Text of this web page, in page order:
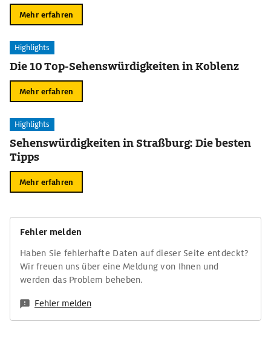
Mehr erfahren
Highlights
Die 10 Top-Sehenswürdigkeiten in Koblenz
Mehr erfahren
Highlights
Sehenswürdigkeiten in Straßburg: Die besten
Tipps
Mehr erfahren
Fehler melden
Haben Sie fehlerhafte Daten auf dieser Seite entdeckt?
Wir freuen uns über eine Meldung von Ihnen und
werden das Problem beheben.
Fehler melden